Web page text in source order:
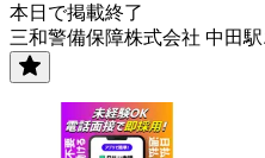
本日で掲載終了
三和警備保障株式会社 中田